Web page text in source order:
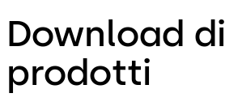
Download di
prodotti